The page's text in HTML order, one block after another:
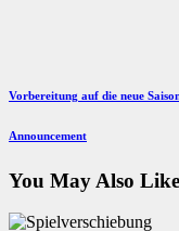
Previous
Vorbereitung auf die neue
Next
Announcement
You May Also Like